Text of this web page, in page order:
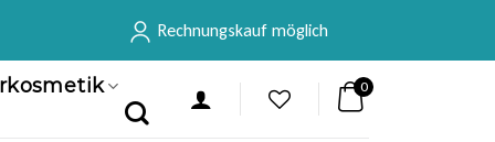
Rechnungskauf möglich
0